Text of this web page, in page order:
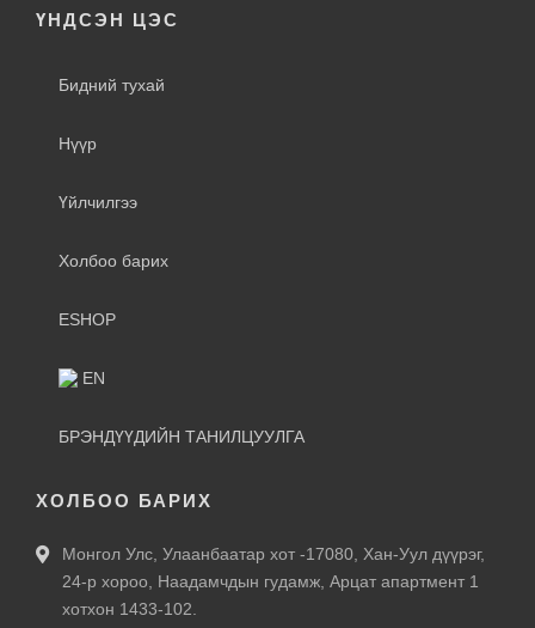
ҮНДСЭН ЦЭС
Бидний тухай
Нүүр
Үйлчилгээ
Холбоо барих
ESHOP
EN
БРЭНДҮҮДИЙН ТАНИЛЦУУЛГА
ХОЛБОО БАРИХ
Монгол Улс, Улаанбаатар хот -17080, Хан-Уул дүүрэг,
24-р хороо, Наадамчдын гудамж, Арцат апартмент 1
хотхон 1433-102.